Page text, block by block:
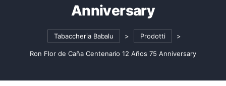
Anniversary
Tabaccheria Babalu > Prodotti >
Ron Flor de Caña Centenario 12 Años 75 Anniversary